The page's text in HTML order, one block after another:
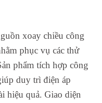
xoay chiều công
phục vụ các thử
phẩm tích hợp công
duy trì điện áp
hiệu quả. Giao diện